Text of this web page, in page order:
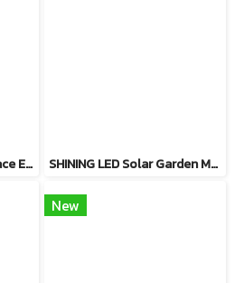
SHINING Downlight Surface E27 Base 4นิ้ว สีขาว, สีดำ SHINING LED Solar Garden Magic 2 in 20W
New